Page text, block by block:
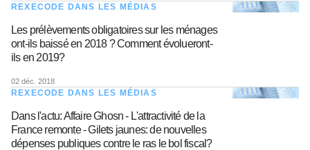
REXECODE DANS LES MÉDIAS
Les prélèvements obligatoires sur les ménages
ont-ils baissé en 2018 ? Comment évolueront-
ils en 2019?
02 déc. 2018
REXECODE DANS LES MÉDIAS
Dans l'actu: Affaire Ghosn - L'attractivité de la
France remonte - Gilets jaunes: de nouvelles
dépenses publiques contre le ras le bol fiscal?